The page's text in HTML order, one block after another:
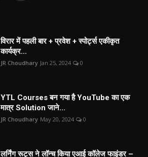
विरार में पहली बार + प्रवेश + स्पोर्ट्स एकीकृत
कार्यक्र...
JR Choudhary Jan 25, 2024 0
YTL Courses बन गया है YouTube का एक
मात्र Solution जाने...
JR Choudhary May 20, 2024 0
लर्निंग रूट्स ने लॉन्च किया एआई कॉलेज फाइंडर –